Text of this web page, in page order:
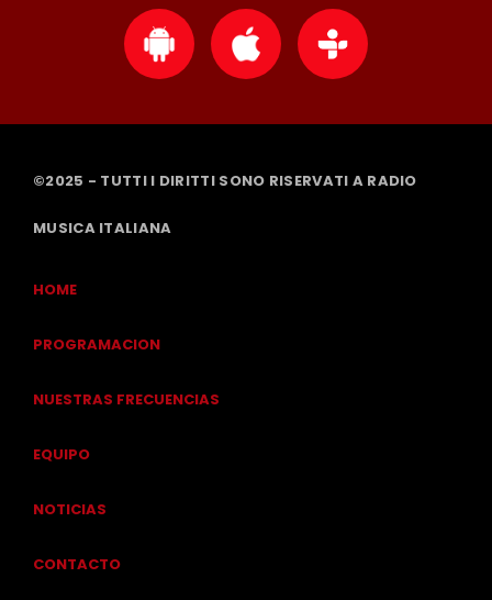
©2025 - TUTTI I DIRITTI SONO RISERVATI A RADIO
MUSICA ITALIANA
HOME
PROGRAMACION
NUESTRAS FRECUENCIAS
EQUIPO
NOTICIAS
CONTACTO